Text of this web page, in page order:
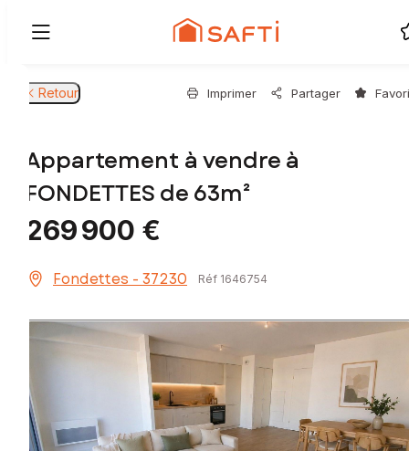
Retour Imprimer Partager
Appartement à vendre à
FONDETTES de 63m²
269 900 €
Fondettes - 37230 Réf 1646754